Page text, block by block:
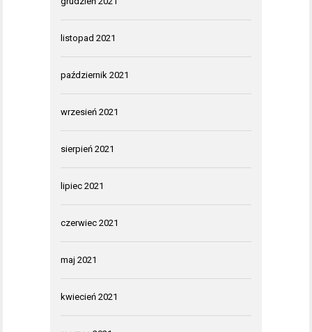
listopad 2021
październik 2021
wrzesień 2021
sierpień 2021
lipiec 2021
czerwiec 2021
maj 2021
kwiecień 2021